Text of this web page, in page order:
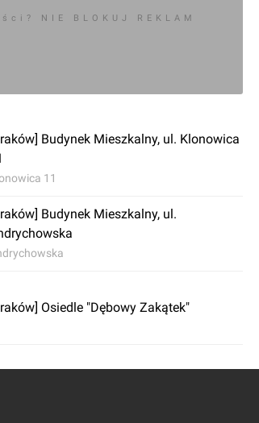
NIE BLOKUJ REKLAM
Budynek Mieszkalny, ul. Klonowica
11
Budynek Mieszkalny, ul.
Osiedle "Dębowy Zakątek"